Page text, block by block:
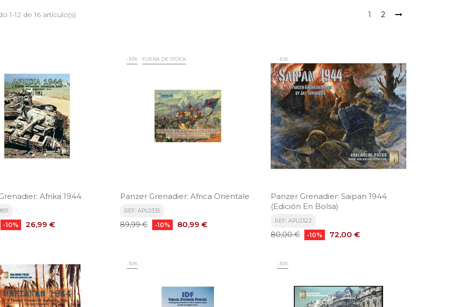
1-12 de 16 artículo(s) 1 2
Afrika 1944
-10% Precio
26,99 €
-10% FUERA DE STOCK
Panzer Grenadier: Africa Orientale
REF: APL0335
Precio
89,99 € -10% Precio
80,99 €
-10%
Panzer Grenadier: Saipan 1944
(Edición En Bolsa)
REF: APL0322
Precio
80,00 € -10% Precio
72,00 €
-10% -10%